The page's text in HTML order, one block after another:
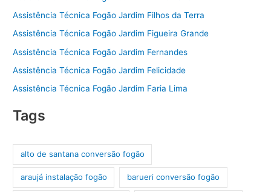
Assistência Técnica Fogão Jardim Filhos da Terra
Assistência Técnica Fogão Jardim Figueira Grande
Assistência Técnica Fogão Jardim Fernandes
Assistência Técnica Fogão Jardim Felicidade
Assistência Técnica Fogão Jardim Faria Lima
Tags
alto de santana conversão fogão
araujá instalação fogão barueri conversão fogão